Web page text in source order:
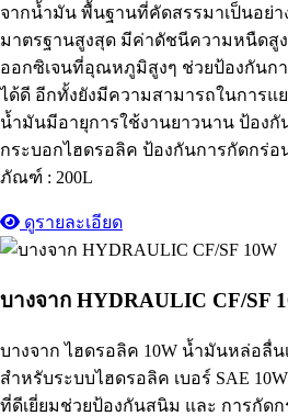
จากน้ำมัน พื้นฐานที่คัดสรรมาเป็นอย่
มาตรฐานสูงสุด มีค่าดัชนีความหนืดสู
ออกซิเจนที่อุณหภูมิสูงๆ ช่วยป้องกันก
ได้ดี อีกทั้งยังมีความสามารถในการแ
น้ำมันมีอายุการใช้งานยาวนาน ป้อง
กระบอกไฮดรอลิค ป้องกันการกัดกร่อ
ภัณฑ์ : 200L
ดูรายละเอียด
บางจาก HYDRAULIC CF/SF
บางจาก ไฮดรอลิค 10W น้ำมันหล่อลื่
สำหรับระบบไฮดรอลิค เบอร์ SAE
ที่ดีเยี่ยมช่วยป้องกันสนิม และ การกัด